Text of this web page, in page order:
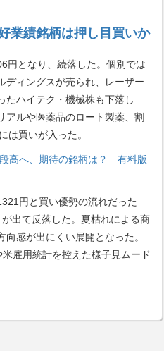
業績銘柄は押し目買いか
円となり、続落した。個別では
ディングスが売られ、レーザー
たハイテク・機械株も下落し
アルや医薬品のロート製薬、割
は買いが入った。
高へ、期待の銘柄は？ 有料版
円と買い優勢の流れだった
出て反落した。夏枯れによる商
感が出にくい展開となった。
雇用統計を控えた様子見ムード